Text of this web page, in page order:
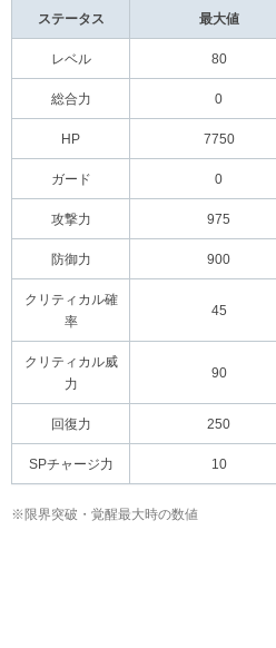
ステータス 最大値
レベル 80
総合力 0
HP 7750
ガード 0
攻撃力 975
防御力 900
クリティカル確
率
45
クリティカル威
力
90
回復力 250
SPチャージ力 10
※限界突破・覚醒最大時の数値